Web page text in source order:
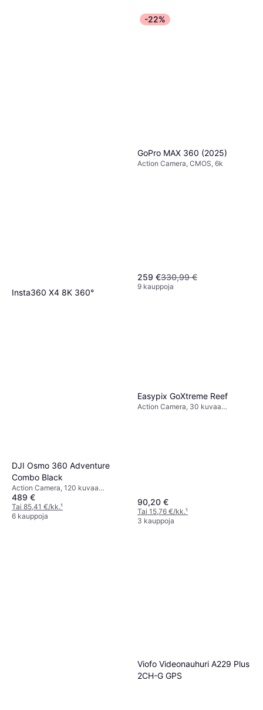
Insta360 X4 8K 360°
-22%
GoPro MAX 360 (2025)
Action Camera, CMOS, 6k
259 €330,99 €
9 kauppoja
DJI Osmo 360 Adventure
Combo Black
Action Camera, 120 kuvaa
sekunnissa, CMOS, 8k
489 €
Tai 85,41 €/kk.¹
6 kauppoja
Easypix GoXtreme Reef
Action Camera, 30 kuvaa
90,20 €
Tai 15,76 €/kk.¹
3 kauppoja
Viofo Videonauhuri A229 Plus
2CH-G GPS